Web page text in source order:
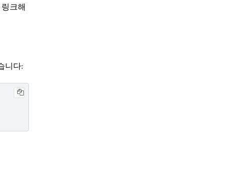
크해
니다: